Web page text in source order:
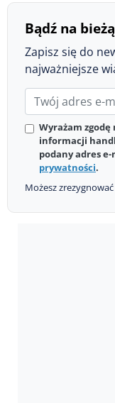
Bądź na
Zapisz się do
najważniejsze
Wyrażam
informacji
podany adres e-
prywatności.
Możesz